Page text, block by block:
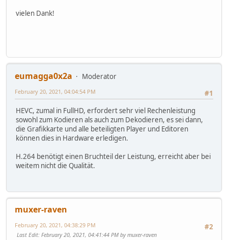
vielen Dank!
eumagga0x2a
Moderator
#1
February 20, 2021, 04:04:54 PM
HEVC, zumal in FullHD, erfordert sehr viel Rechenleistung
sowohl zum Kodieren als auch zum Dekodieren, es sei dann,
die Grafikkarte und alle beteiligten Player und Editoren
können dies in Hardware erledigen.
H.264 benötigt einen Bruchteil der Leistung, erreicht aber bei
weitem nicht die Qualität.
muxer-raven
#2
February 20, 2021, 04:38:29 PM
Last Edit: February 20, 2021, 04:41:44 PM by muxer-raven